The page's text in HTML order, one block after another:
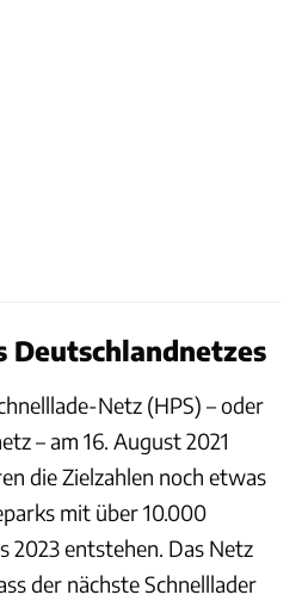
Deutschlandnetzes
Netz (HPS) – oder
– am 16. August 2021
die Zielzahlen noch etwas
mit über 10.000
2023 entstehen. Das Netz
der nächste Schnelllader